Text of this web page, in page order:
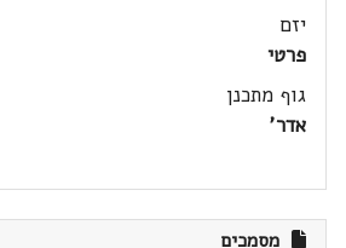
יזם
פרטי
גוף מתכנן
אדר'
מסמכים